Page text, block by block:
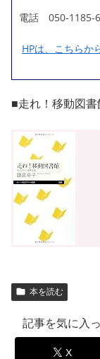
電話 050-1185-
HPは、こちらか
■走れ！移動図
本を読む
記事を気に入
X